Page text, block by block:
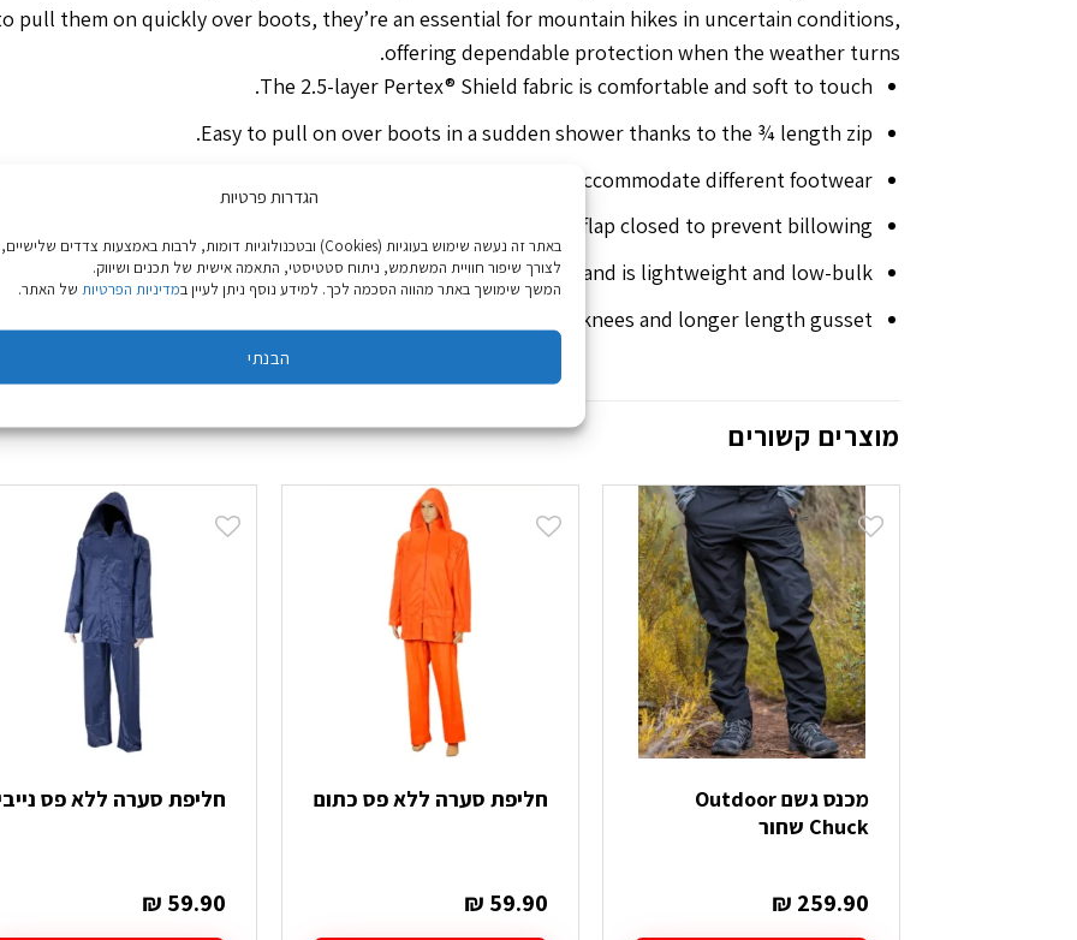
הגדרות פרטיות
באתר זה נעשה שימוש בעוגיות (Cookies) ובטכנולוגיות דומות, לרבות באמצעות צדדים שלישיים,
לצורך שיפור חוויית המשתמש, ניתוח סטטיסטי, התאמה אישית של תכנים ושיווק.
המשך שימושך באתר מהווה הסכמה לכך. למידע נוסף ניתן לעיין במדיניות הפרטיות של האתר.
הבנתי
pull them on quickly over boots, they’re an essential for mountain hikes in uncertain conditions,
offering dependable protection when the weather turns.
The 2.5-layer Pertex® Shield fabric is comfortable and soft to touch.
Easy to pull on over boots in a sudden shower thanks to the ¾ length zip.
Drawcord adjustable hem to accommodate different footwear.
allows you to open the zip for ventilation while keeping the flap closed to prevent billowing.
The comfortable part-elasticated waistband is lightweight and low-bulk.
Move freely in the mountains thanks to the articulated knees and longer length gusset
מוצרים קשורים
מכנס גשם Outdoor
Chuck שחור
₪ 259.90
חליפת סערה ללא פס כתום
₪ 59.90
חליפת סערה ללא פס
₪ 59.90